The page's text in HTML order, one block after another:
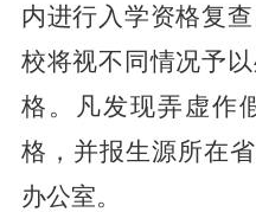
内进行入学资格复
校将视不同情况予
格。凡发现弄虚作
格，并报生源所在
办公室。